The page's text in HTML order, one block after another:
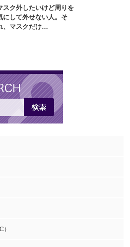
スク外したいけど周りを
にして外せない人。そ
、マスクだけ…